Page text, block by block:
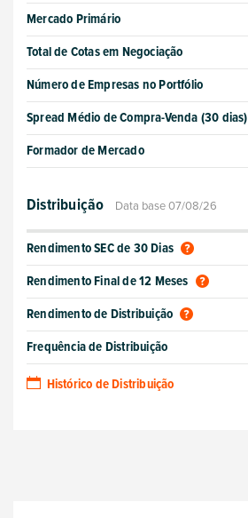
Mercado Primário
Total de Cotas em Negociação
Número de Empresas no Portfólio
Spread Médio de Compra-Venda (30 dias)
Formador de Mercado
Distribuição Data base 07/08/26
Rendimento SEC de 30 Dias
Rendimento Final de 12 Meses
Rendimento de Distribuição
Frequência de Distribuição
Histórico de Distribuição